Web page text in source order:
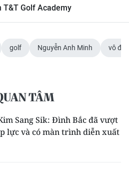
T&T Golf Academy
golf Nguyễn Anh Minh vô
TÂM
Sang Sik: Đình Bắc đã vượt
lực và có màn trình diễn xuất